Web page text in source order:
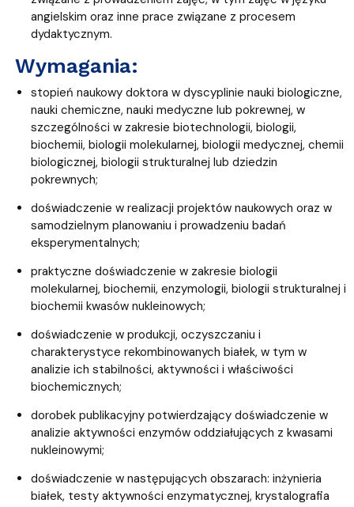
angielskim oraz inne prace związane z procesem
dydaktycznym.
Wymagania:
stopień naukowy doktora w dyscyplinie nauki biologiczne,
nauki chemiczne, nauki medyczne lub pokrewnej, w
szczególności w zakresie biotechnologii, biologii,
biochemii, biologii molekularnej, biologii medycznej, chemii
biologicznej, biologii strukturalnej lub dziedzin
pokrewnych;
doświadczenie w realizacji projektów naukowych oraz w
samodzielnym planowaniu i prowadzeniu badań
eksperymentalnych;
praktyczne doświadczenie w zakresie biologii
molekularnej, biochemii, enzymologii, biologii strukturalnej i
biochemii kwasów nukleinowych;
doświadczenie w produkcji, oczyszczaniu i
charakterystyce rekombinowanych białek, w tym w
analizie ich stabilności, aktywności i właściwości
biochemicznych;
dorobek publikacyjny potwierdzający doświadczenie w
analizie aktywności enzymów oddziałujących z kwasami
nukleinowymi;
doświadczenie w następujących obszarach: inżynieria
białek, testy aktywności enzymatycznej, krystalografia